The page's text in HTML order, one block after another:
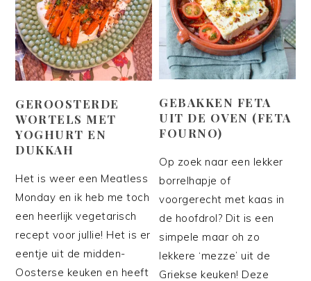
GEROOSTERDE
WORTELS MET
YOGHURT EN
DUKKAH
Het is weer een Meatless
Monday en ik heb me toch
een heerlijk vegetarisch
recept voor jullie! Het is er
eentje uit de midden-
Oosterse keuken en heeft
GEBAKKEN FETA
UIT DE OVEN (FETA
FOURNO)
Op zoek naar een lekker
borrelhapje of
voorgerecht met kaas in
de hoofdrol? Dit is een
simpele maar oh zo
lekkere ‘mezze’ uit de
Griekse keuken! Deze